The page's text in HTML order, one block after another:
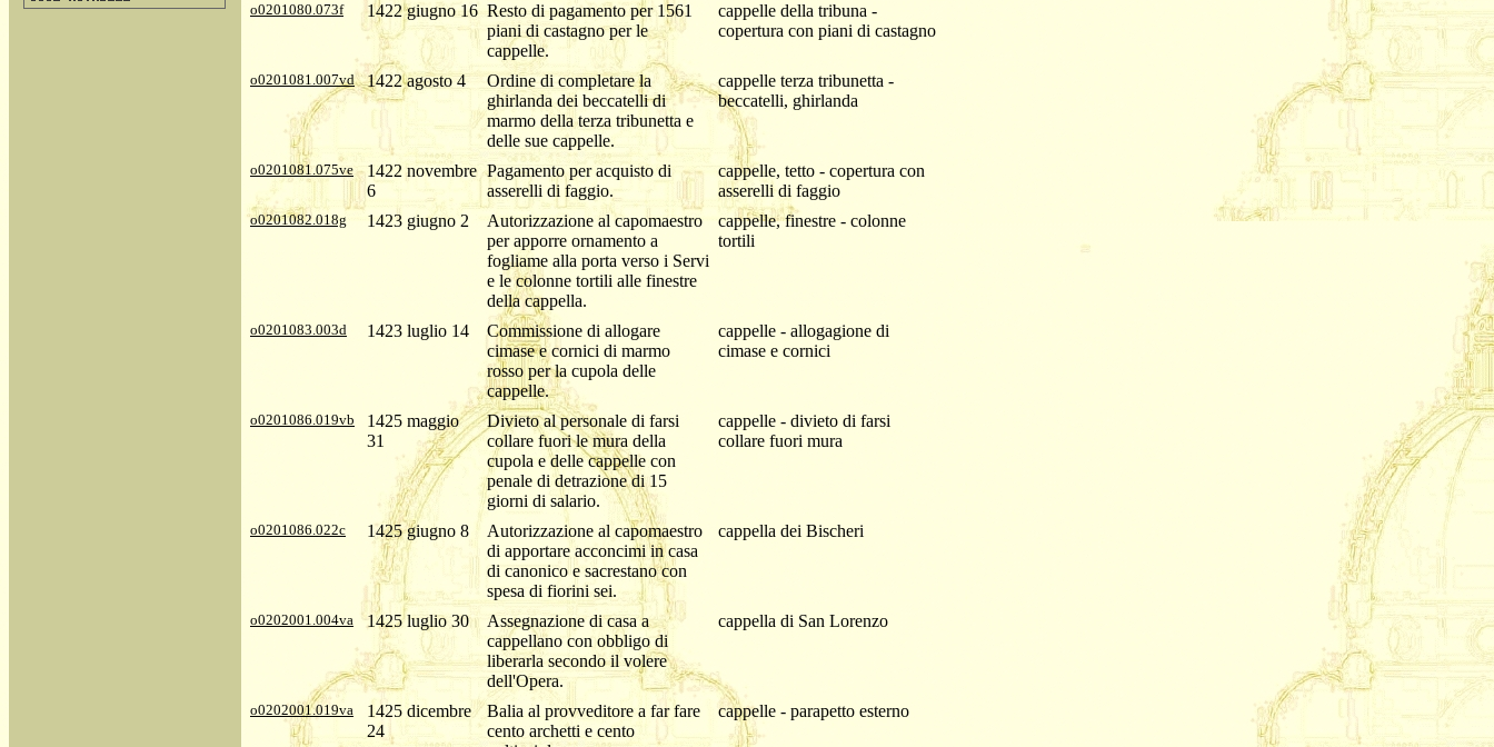
o0201080.073f 1422 giugno 16 Resto di pagamento per 1561
piani di castagno per le
cappelle.
cappelle della tribuna -
copertura con piani di castagno
o0201081.007vd 1422 agosto 4
Ordine di completare la
ghirlanda dei beccatelli di
marmo della terza tribunetta e
delle sue cappelle.
cappelle terza tribunetta -
beccatelli, ghirlanda
o0201081.075ve
1422 novembre
6
Pagamento per acquisto di
asserelli di faggio.
cappelle, tetto - copertura con
asserelli di faggio
o0201082.018g 1423 giugno 2
Autorizzazione al capomaestro
per apporre ornamento a
fogliame alla porta verso i Servi
e le colonne tortili alle finestre
della cappella.
cappelle, finestre - colonne
tortili
o0201083.003d 1423 luglio 14
Commissione di allogare
cimase e cornici di marmo
rosso per la cupola delle
cappelle.
cappelle - allogagione di
cimase e cornici
o0201086.019vb
1425 maggio
31
Divieto al personale di farsi
collare fuori le mura della
cupola e delle cappelle con
penale di detrazione di 15
giorni di salario.
cappelle - divieto di farsi
collare fuori mura
o0201086.022c 1425 giugno 8
Autorizzazione al capomaestro
di apportare acconcimi in casa
di canonico e sacrestano con
spesa di fiorini sei.
cappella dei Bischeri
o0202001.004va 1425 luglio 30
Assegnazione di casa a
cappellano con obbligo di
liberarla secondo il volere
dell'Opera.
cappella di San Lorenzo
o0202001.019va
1425 dicembre
24
Balia al provveditore a far fare
cento archetti e cento
cappelle - parapetto esterno